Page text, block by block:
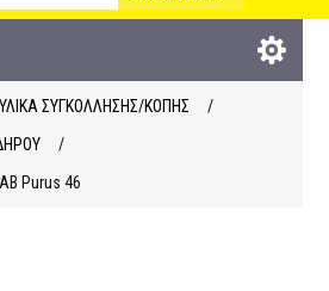
ΥΛΙΚΑ ΣΥΓΚΟΛΛΗΣΗΣ/ΚΟΠΗΣ
/
/
Purus 46